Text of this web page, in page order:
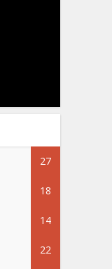
27
18
14
22